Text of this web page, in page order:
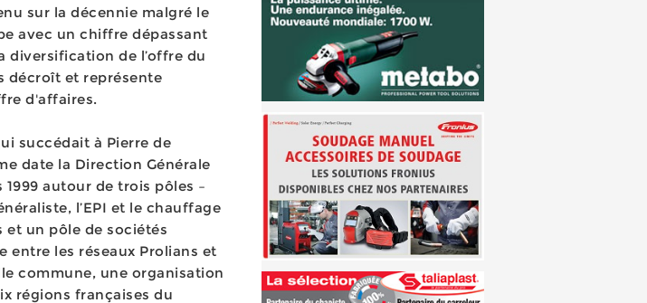
sur la décennie malgré le
avec un chiffre dépassant
diversification de l’offre du
décroît et représente
d'affaires.
succédait à Pierre de
date la Direction Générale
autour de trois pôles –
l’EPI et le chauffage
et un pôle de sociétés
entre les réseaux Prolians et
commune, une organisation
régions françaises du